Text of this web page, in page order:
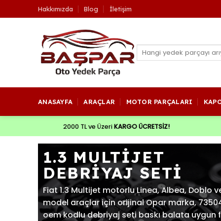
atla
Hakkımızda Blog İletişim
Ara:
ANASAYFA ARAÇLAR MOTOR PARÇALARI
2000 TL ve ÜzeriKARGO ÜCRETSİZ!
1.3 MULTIJET
DEBRIYAJ SETI
Fiat 1.3 Multijet motorlu Linea, Albea, Doblo
model araçlar için orijinal Opar marka,
oem kodlu debriyaj seti baskı balata uygun